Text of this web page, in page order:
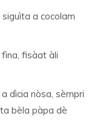
a cocolam
fisàat àli
dìcia nòsa, sèmpri
bèla pàpa dè